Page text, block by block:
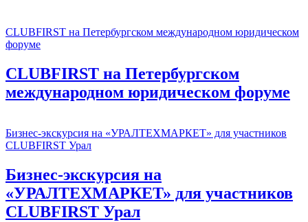
CLUBFIRST на Петербургском международном юридическом
форуме
CLUBFIRST на Петербургском
международном юридическом форуме
Бизнес-экскурсия на «УРАЛТЕХМАРКЕТ» для участников
CLUBFIRST Урал
Бизнес-экскурсия на
«УРАЛТЕХМАРКЕТ» для участников
CLUBFIRST Урал